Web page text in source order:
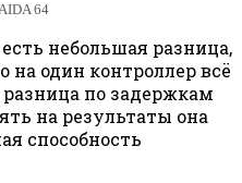
64
небольшая разница,
на один контроллер всё
по задержкам
на результаты она
способность